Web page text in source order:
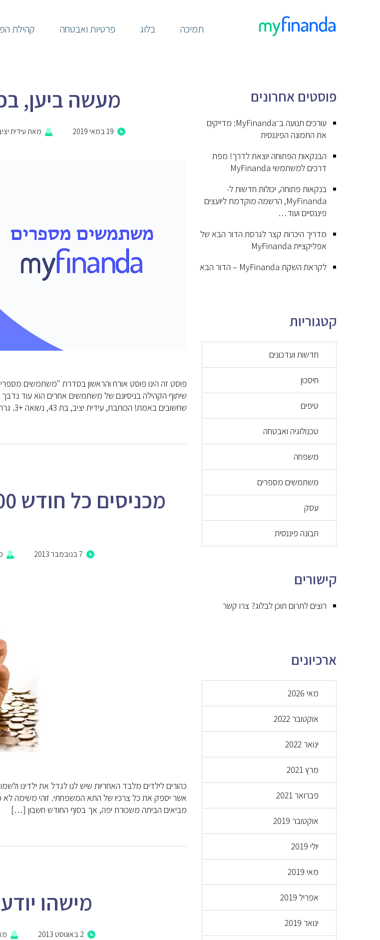
תמיכה בלוג פרטיות ואבטחה קהילת
מעשה ביען,
19 במאי 2019 מאתעידית
שיתוף הקהילה בניסיונם של משתמשים אחרים הוא עוד
שחשובים באמת! הכותבת, עידית יציב, בת 43, נשואה +3. גרה בהר אדר, בעברה עסקה בתכנון ובקרת […]
7 בנובמבר 2013
כהורים לילדים מלבד האחריות שיש לנו לגדל את ילדינו
אשר יספק את כל צרכיו של התא המשפחתי. זוהי משימה לא
מביאים הביתה משכורת יפה, אך בסוף החודש חשבון […]
מישהו
2 באוגוסט 2013
פוסטים אחרונים
עורכים תנועה ב־MyFinanda: מדייקים
את התמונה הפיננסית
הבנקאות הפתוחה יוצאת לדרך! מפת
דרכים למשתמשי MyFinanda
בנקאות פתוחה, יכולות חדשות ל-
MyFinanda, הרשמה מוקדמת ליועצים
פיננסיים ועוד…
מדריך היכרות קצר לגרסת הדור הבא של
אפליקציית MyFinanda
לקראת השקת MyFinanda – הדור הבא
קטגוריות
חדשות ועדכונים
חיסכון
טיפים
טכנולוגיה ואבטחה
משפחה
משתמשים מספרים
עסק
תבונה פיננסית
קישורים
רוצים לתרום תוכן לבלוג? צרו קשר
ארכיונים
מאי 2026
אוקטובר 2022
ינואר 2022
מרץ 2021
פברואר 2021
אוקטובר 2019
יולי 2019
מאי 2019
אפריל 2019
ינואר 2019